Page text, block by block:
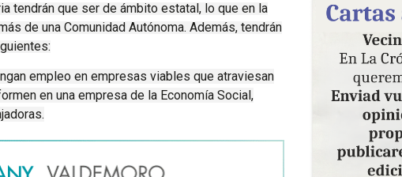
tendrán que ser de ámbito estatal, lo que en la
de una Comunidad Autónoma. Además, tendrán
empleo en empresas viables que atraviesan
en una empresa de la Economía Social,